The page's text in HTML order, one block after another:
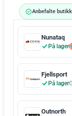
Anbefalte
Nunataq
På lager
Fjellsport
På lager
Outnorth